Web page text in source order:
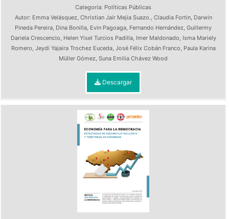
Categoría: Políticas Públicas
Autor: Emma Velásquez, Christian Jair Mejia Suazo., Claudia Fortin, Darwin
Pineda Pereira, Dina Bonilla, Evin Pagoaga, Fernando Hernández, Guillermy
Dariela Crescencio, Helen Yisel Turcios Padilla, Imer Maldonado, Isma Mariely
Romero, Jeydi Yajaira Trochez Euceda, José Félix Cobán Franco, Paula Karina
Müller Gómez, Suna Emilia Chávez Wood
Descargar